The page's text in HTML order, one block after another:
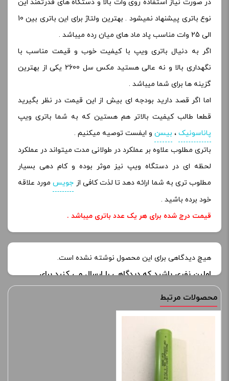
در صورت نیاز استفاده روی وات بالا و دستگاه های قدرتمند این
نوع باتری پیشنهاد نمیشود . بهترین ولتاژ برای این باتری بین 10
الی 25 وات مناسب پاد ماد های میان رده میباشد .
اگر به دنیال باتری ویپ با کیفیت خوب و قیمت مناسب با
نگهداری بالا و نه عالی هستید مکس سل 2600 یکی از بهترین
گزینه ها برای شما میباشد .
اما اگر قصد دارید بودجه ای بیش از این قیمت در نظر بگیرید
قطعا طالب کیفیت بالاتر هم هستین که به شما باتری ویپ
پاناسونیک ، بیسن و ایفست توصیه میکنیم .
باتری مطلوب علاوه بر عملکرد در طولانی مدت میتواند در عملکرد
لحظه ای در دستگاه ویپ نیز موثر بوده و کام دهی بسیار
مطلوب تری به شما ارائه دهد تا لذت کافی از جویسمورد علاقه
خود برده باشید .
قیمت درج شده برای هر یک عدد باتری میباشد .
هیچ دیدگاهی برای این محصول نوشته نشده است.
اولین نفری باشید که دیدگاهی را ارسال می کنید برای
Maxcell 18650 – 2600 mA”
علامت‌گذاری شده‌اند
محصولات مرتبط